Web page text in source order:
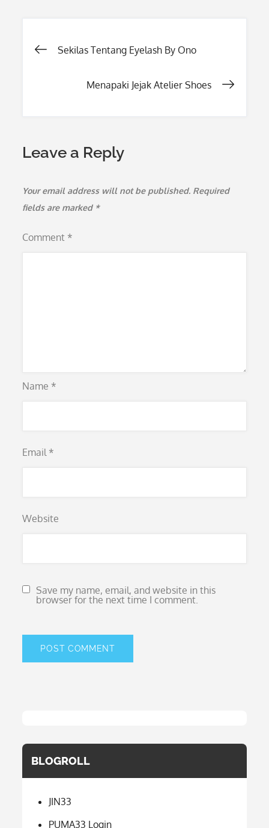
Post
navigation
Sekilas Tentang Eyelash By Ono
Menapaki Jejak Atelier Shoes
Leave a Reply
Your email address will not be published. Required
fields are marked *
Comment *
Name *
Email *
Website
Save my name, email, and website in this
browser for the next time I comment.
BLOGROLL
JIN33
PUMA33 Login